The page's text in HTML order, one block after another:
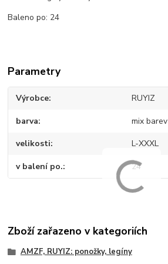
Baleno po: 24
Parametry
Výrobce RUYIZ
barva mix barev
velikosti L-XXXL
v balení po. 24
Zboží zařazeno v kategoriích
AMZF, RUYIZ: ponožky, legíny